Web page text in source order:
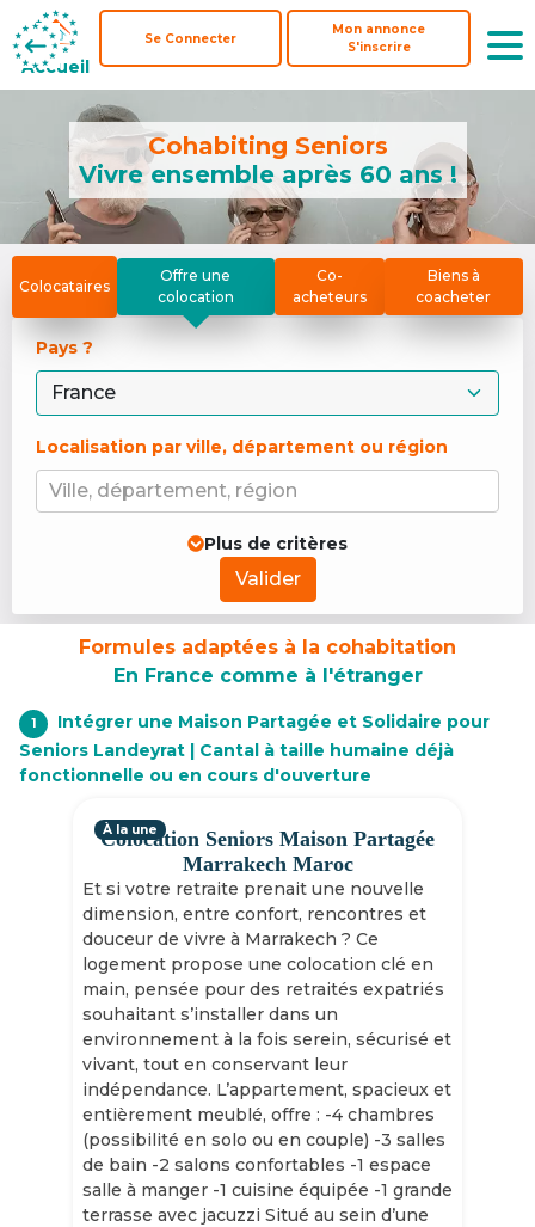
Accueil
Se Connecter
Mon annonce
S'inscrire
Accueil
Se Connecter
Mon annonce
S'inscrire
Cohabiting Seniors
Vivre ensemble après 60 ans !
Colocataires
Offre une
colocation
Co-
acheteurs
Biens à
coacheter
Pays ?
Localisation par ville, département ou région
Ville, département, région
Plus de critères
Valider
Formules adaptées à la cohabitation
En France comme à l'étranger
1
Intégrer une Maison Partagée et Solidaire pour
Seniors Landeyrat | Cantal à taille humaine déjà
fonctionnelle ou en cours d'ouverture
Colocation Seniors Maison Partagée
Marrakech Maroc
Et si votre retraite prenait une nouvelle
dimension, entre confort, rencontres et
douceur de vivre à Marrakech ? Ce
logement propose une colocation clé en
main, pensée pour des retraités expatriés
souhaitant s’installer dans un
environnement à la fois serein, sécurisé et
vivant, tout en conservant leur
indépendance. L’appartement, spacieux et
entièrement meublé, offre : -4 chambres
(possibilité en solo ou en couple) -3 salles
de bain -2 salons confortables -1 espace
salle à manger -1 cuisine équipée -1 grande
terrasse avec jacuzzi Situé au sein d’une
À la une